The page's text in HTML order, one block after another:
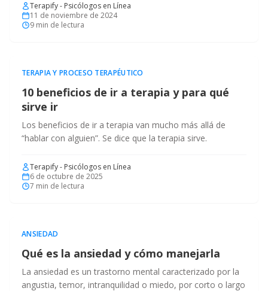
Terapify - Psicólogos en Línea
11 de noviembre de 2024
9 min de lectura
TERAPIA Y PROCESO TERAPÉUTICO
10 beneficios de ir a terapia y para qué
sirve ir
Los beneficios de ir a terapia van mucho más allá de
“hablar con alguien”. Se dice que la terapia sirve.
Terapify - Psicólogos en Línea
6 de octubre de 2025
7 min de lectura
ANSIEDAD
Qué es la ansiedad y cómo manejarla
La ansiedad es un trastorno mental caracterizado por la
angustia, temor, intranquilidad o miedo, por corto o largo